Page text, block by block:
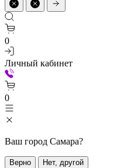
0
Личный кабинет
0
Ваш город Самара?
Верно Нет, другой